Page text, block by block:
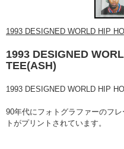
1993 DESIGNED WORLD HIP
1993 DESIGNED
TEE(ASH)
1993 DESIGNED WORLD HIP
90年代にフォトグラファーのフ
トがプリントされています。